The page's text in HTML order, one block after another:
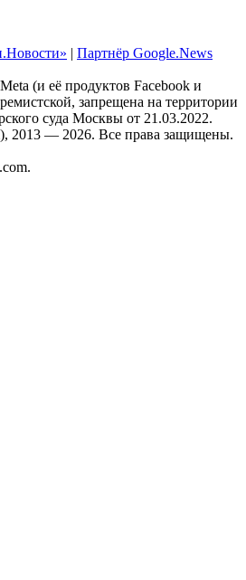
| Партнёр Google.News
(и её продуктов Facebook и
запрещена на территории
суда Москвы от 21.03.2022.
2013 — 2026. Все права защищены.